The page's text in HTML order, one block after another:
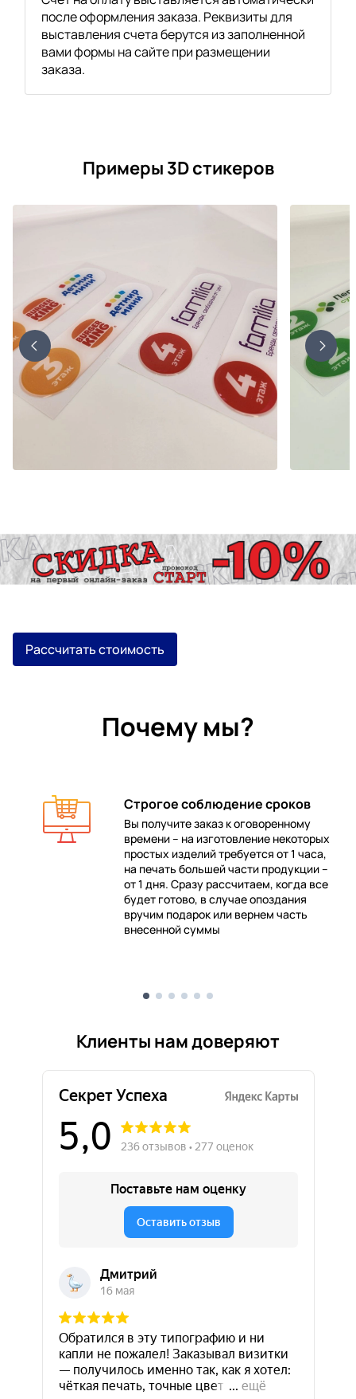
после оформления заказа. Реквизиты для
выставления счета берутся из заполненной
вами формы на сайте при размещении
заказа.
Примеры 3D стикеров
Рассчитать стоимость
Почему мы?
Строгое соблюдение сроков
Вы получите заказ к оговоренному
времени – на изготовление некоторых
простых изделий требуется от 1 часа,
на печать большей части продукции –
от 1 дня. Сразу рассчитаем, когда все
будет готово, в случае опоздания
вручим подарок или вернем часть
внесенной суммы
Клиенты нам доверяют